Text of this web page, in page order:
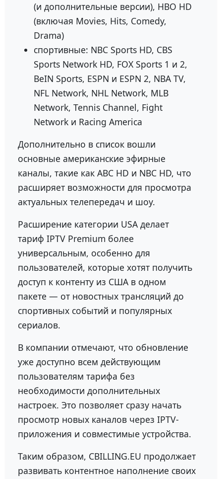
(и дополнительные версии), HBO HD
(включая Movies, Hits, Comedy,
Drama)
спортивные: NBC Sports HD, CBS
Sports Network HD, FOX Sports 1 и 2,
BeIN Sports, ESPN и ESPN 2, NBA TV,
NFL Network, NHL Network, MLB
Network, Tennis Channel, Fight
Network и Racing America
Дополнительно в список вошли
основные американские эфирные
каналы, такие как ABC HD и NBC HD, что
расширяет возможности для просмотра
актуальных телепередач и шоу.
Расширение категории USA делает
тариф IPTV Premium более
универсальным, особенно для
пользователей, которые хотят получить
доступ к контенту из США в одном
пакете — от новостных трансляций до
спортивных событий и популярных
сериалов.
В компании отмечают, что обновление
уже доступно всем действующим
пользователям тарифа без
необходимости дополнительных
настроек. Это позволяет сразу начать
просмотр новых каналов через IPTV-
приложения и совместимые устройства.
Таким образом, CBILLING.EU продолжает
развивать контентное наполнение своих